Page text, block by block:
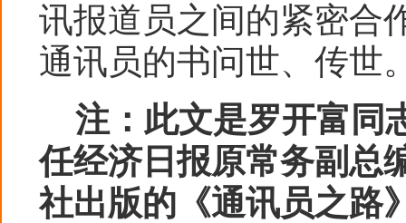
讯报道员之间的紧密合
通讯员的书问世、传世
注：此文是罗开富同
任经济日报原常务副总
社出版的《通讯员之路